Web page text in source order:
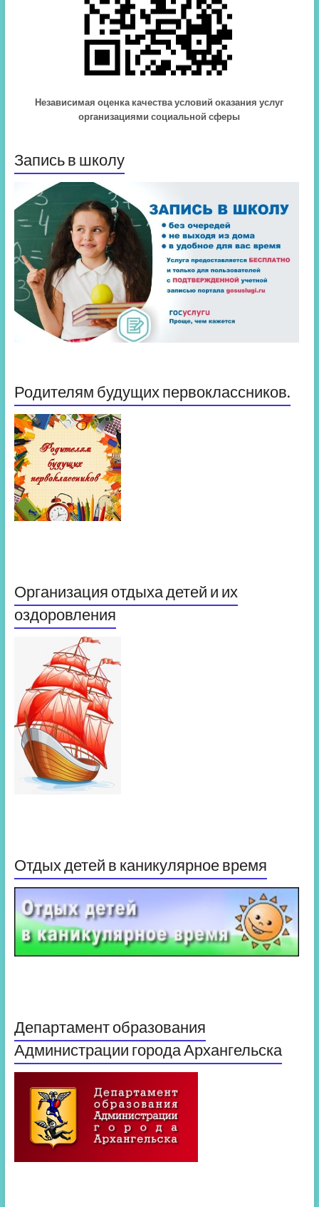
Независимая оценка качества условий оказания услуг
организациями социальной сферы
Запись в школу
Родителям будущих первоклассников.
Организация отдыха детей и их
оздоровления
Отдых детей в каникулярное время
Департамент образования
Администрации города Архангельска